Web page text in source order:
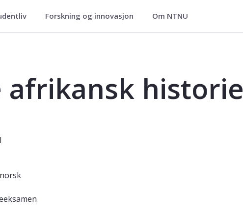
Forskning og innovasjon Om NTNU
- AFR2850
afrikansk historie